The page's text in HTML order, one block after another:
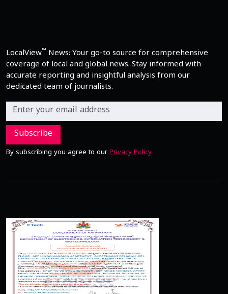
LocalView™ News: Your go-to source for comprehensive
coverage of local and global news. Stay informed with
accurate reporting and insightful analysis from our
dedicated team of journalists.
Subscribe
By subscribing you agree to our Privacy Policy